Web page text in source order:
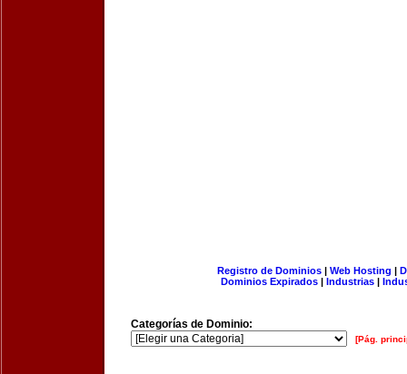
Registro de Dominios| Web Hosting |
Dominios Expirados | Industrias |
Categorías de Dominio:
[Pág.